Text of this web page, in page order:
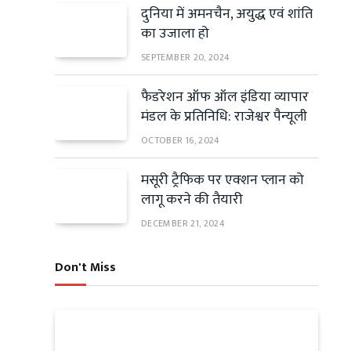
दुनिया में अमनचैन, अयुद्ध एवं शांति
का उजाला हो
SEPTEMBER 20, 2024
फैडरेशन ऑफ ऑल इंडिया व्यापार
मंडल के प्रतिनिधि: राजेश्वर पैन्यूली
OCTOBER 16, 2024
मसूरी ट्रैफिक पर एक्शन प्लान को
लागू करने की तैयारी
DECEMBER 21, 2024
Don't Miss